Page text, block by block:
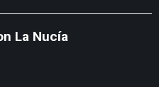
La Nucía